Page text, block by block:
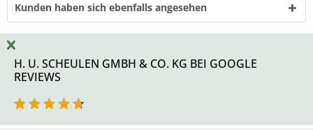
Kunden haben sich ebenfalls angesehen
H. U. SCHEULEN GMBH & CO. KG BEI GOOGLE
REVIEWS